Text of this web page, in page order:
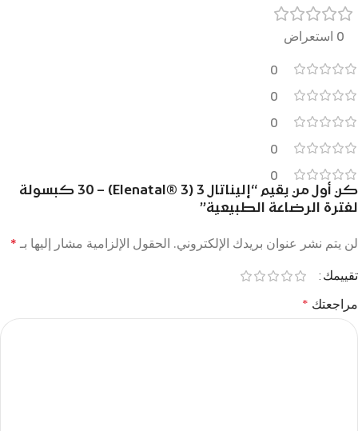
0 استعراض
0
0
0
0
0
كن أول من يقيم “إليناتال 3 (Elenatal® 3) – 30 كبسولة
لفترة الرضاعة الطبيعية”
لن يتم نشر عنوان بريدك الإلكتروني. الحقول الإلزامية مشار إليها بـ *
تقييمك
مراجعتك *